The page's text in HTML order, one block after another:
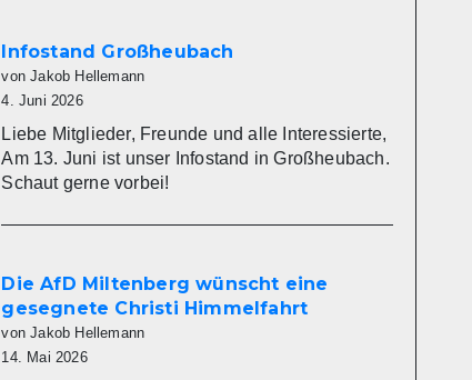
Infostand Großheubach
von Jakob Hellemann
4. Juni 2026
Liebe Mitglieder, Freunde und alle Interessierte,
Am 13. Juni ist unser Infostand in Großheubach.
Schaut gerne vorbei!
Die AfD Miltenberg wünscht eine
gesegnete Christi Himmelfahrt
von Jakob Hellemann
14. Mai 2026